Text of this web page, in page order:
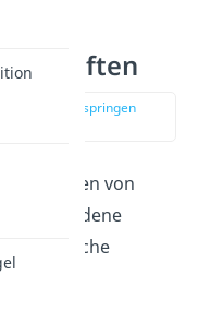
im Video springen
Arten von
verschiedene